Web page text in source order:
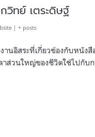
กวิทย์ เตระดิษฐ์
| + posts
านอิสระที่เกี่ยวข้องกับหนัง
าส่วนใหญ่ของชีวิตใช้ไปกับ